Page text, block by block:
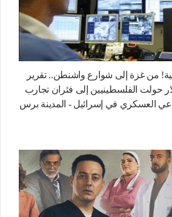
من غزة إلى شوارع واشنطن.. تقرير
مليار دولار حولت الفلسطينيين إلى فئران تجارب
العسكري في إسرائيل - المدينة برس